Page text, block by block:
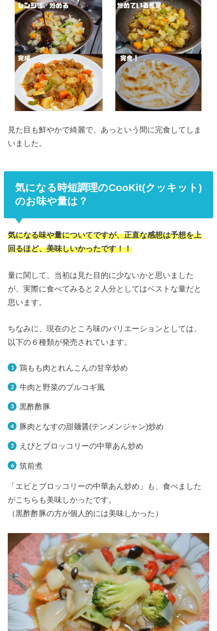
見た目も鮮やかで綺麗で、あっという間に完食してしま
いました。
気になる時短調理のCooKit(クッキット)
のお味や量は？
気になる味や量についてですが、正直な感想は予想を上
回るほど、美味しいかったです！！
量に関して、当初は見た目的に少ないかと思いました
が、実際に食べてみると２人分としてはベストな量だと
思います。
ちなみに、現在のところ味のバリエーションとしては、
以下の６種類が発売されています。
鶏もも肉とれんこんの甘辛炒め
牛肉と野菜のプルコギ風
黒酢酢豚
豚肉となすの甜麺醤(テンメンジャン)炒め
えびとブロッコリーの中華あん炒め
筑前煮
「エビとブロッコリーの中華あん炒め」も、食べました
がこちらも美味しかったです。
（黒酢酢豚の方が個人的には美味しかった）